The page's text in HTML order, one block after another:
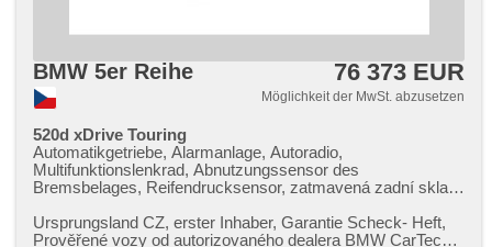
BMW 5er Reihe 76 373 EUR
Möglichkeit der MwSt. abzusetzen
520d xDrive Touring
Automatikgetriebe, Alarmanlage, Autoradio,
Multifunktionslenkrad, Abnutzungssensor des
Bremsbelages, Reifendrucksensor, zatmavená zadní skla,
odemykání, bezklíčové startování, El. einstellbare Sitze,
odvětrávaná sedadla, beheizte Sitze, LED denní svícení
Ursprungsland CZ,​ erster Inhaber,​ Garantie Scheck​- Heft,​
Prověřené vozy od autorizovaného dealera BMW CarTec